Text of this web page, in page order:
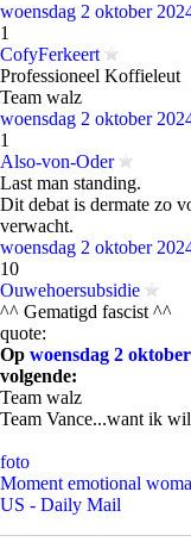
woensdag 2 oktober
1
CofyFerkeert
Professioneel Koffieleut
Team walz
woensdag 2 oktober
1
Also-von-Oder
Last man standing.
Dit debat is dermate zo
verwacht.
woensdag 2 oktober
10
Ouwehoersubsidie
^^ Gematigd fascist ^^
quote:
Op woensdag 2
volgende:
Team walz
Team Vance...want ik
foto
Moment emotional
US - Daily Mail